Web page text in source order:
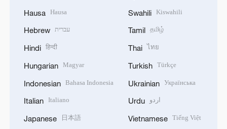
Hausa Hausa
Hebrew עברית
Hindi हिन्दी
Hungarian Magyar
Indonesian Bahasa Indonesia
Italian Italiano
Japanese 日本語
Swahili Kiswahili
Tamil தமிழ்
Thai ไทย
Turkish Türkçe
Ukrainian Українська
Urdu اردو
Vietnamese Tiếng Việt